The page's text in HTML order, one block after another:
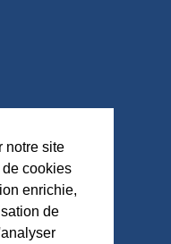
notre site
de cookies
enrichie,
de